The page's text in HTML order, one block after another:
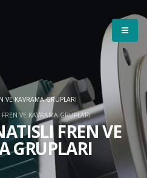
FREN VE
GRUPLARI
VE KAVRAMA GRUPLARI
VE KAVRAMA GRUPLARI